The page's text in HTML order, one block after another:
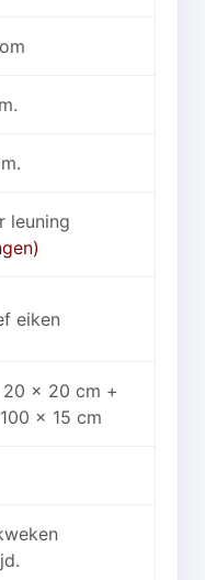
leuning
eiken
x 20 cm +
x 15 cm